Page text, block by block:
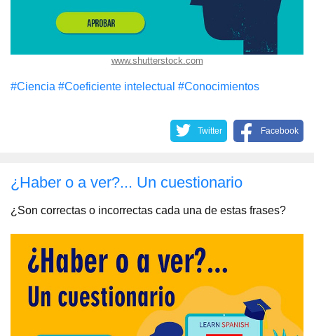
www.shutterstock.com
#Сiencia #Coeficiente intelectual #Conocimientos
Twitter Facebook
¿Haber o a ver?... Un cuestionario
¿Son correctas o incorrectas cada una de estas frases?